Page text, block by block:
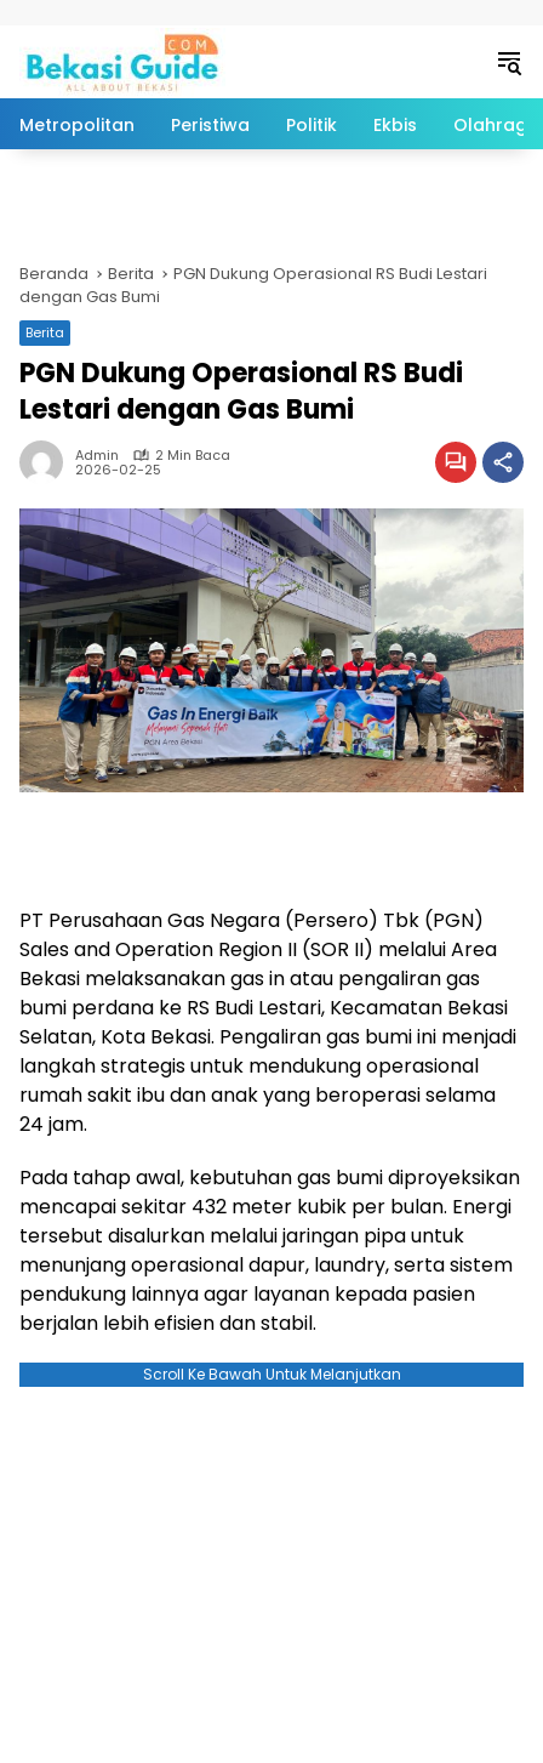
Metropolitan Peristiwa Politik Ekbis Olahraga
Beranda Berita
PGN Dukung Operasional RS Budi Lestari
dengan Gas Bumi
Berita
PGN Dukung Operasional RS Budi
Lestari dengan Gas Bumi
Admin 2 Min Baca
2026-02-25
PT Perusahaan Gas Negara (Persero) Tbk (PGN)
Sales and Operation Region II (SOR II) melalui Area
Bekasi melaksanakan gas in atau pengaliran gas
bumi perdana ke RS Budi Lestari, Kecamatan Bekasi
Selatan, Kota Bekasi. Pengaliran gas bumi ini menjadi
langkah strategis untuk mendukung operasional
rumah sakit ibu dan anak yang beroperasi selama
24 jam.
Pada tahap awal, kebutuhan gas bumi diproyeksikan
mencapai sekitar 432 meter kubik per bulan. Energi
tersebut disalurkan melalui jaringan pipa untuk
menunjang operasional dapur, laundry, serta sistem
pendukung lainnya agar layanan kepada pasien
berjalan lebih efisien dan stabil.
Scroll Ke Bawah Untuk Melanjutkan